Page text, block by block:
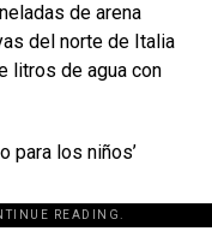
de arena
del norte de Italia
litros de agua con
para los niños’
READING.